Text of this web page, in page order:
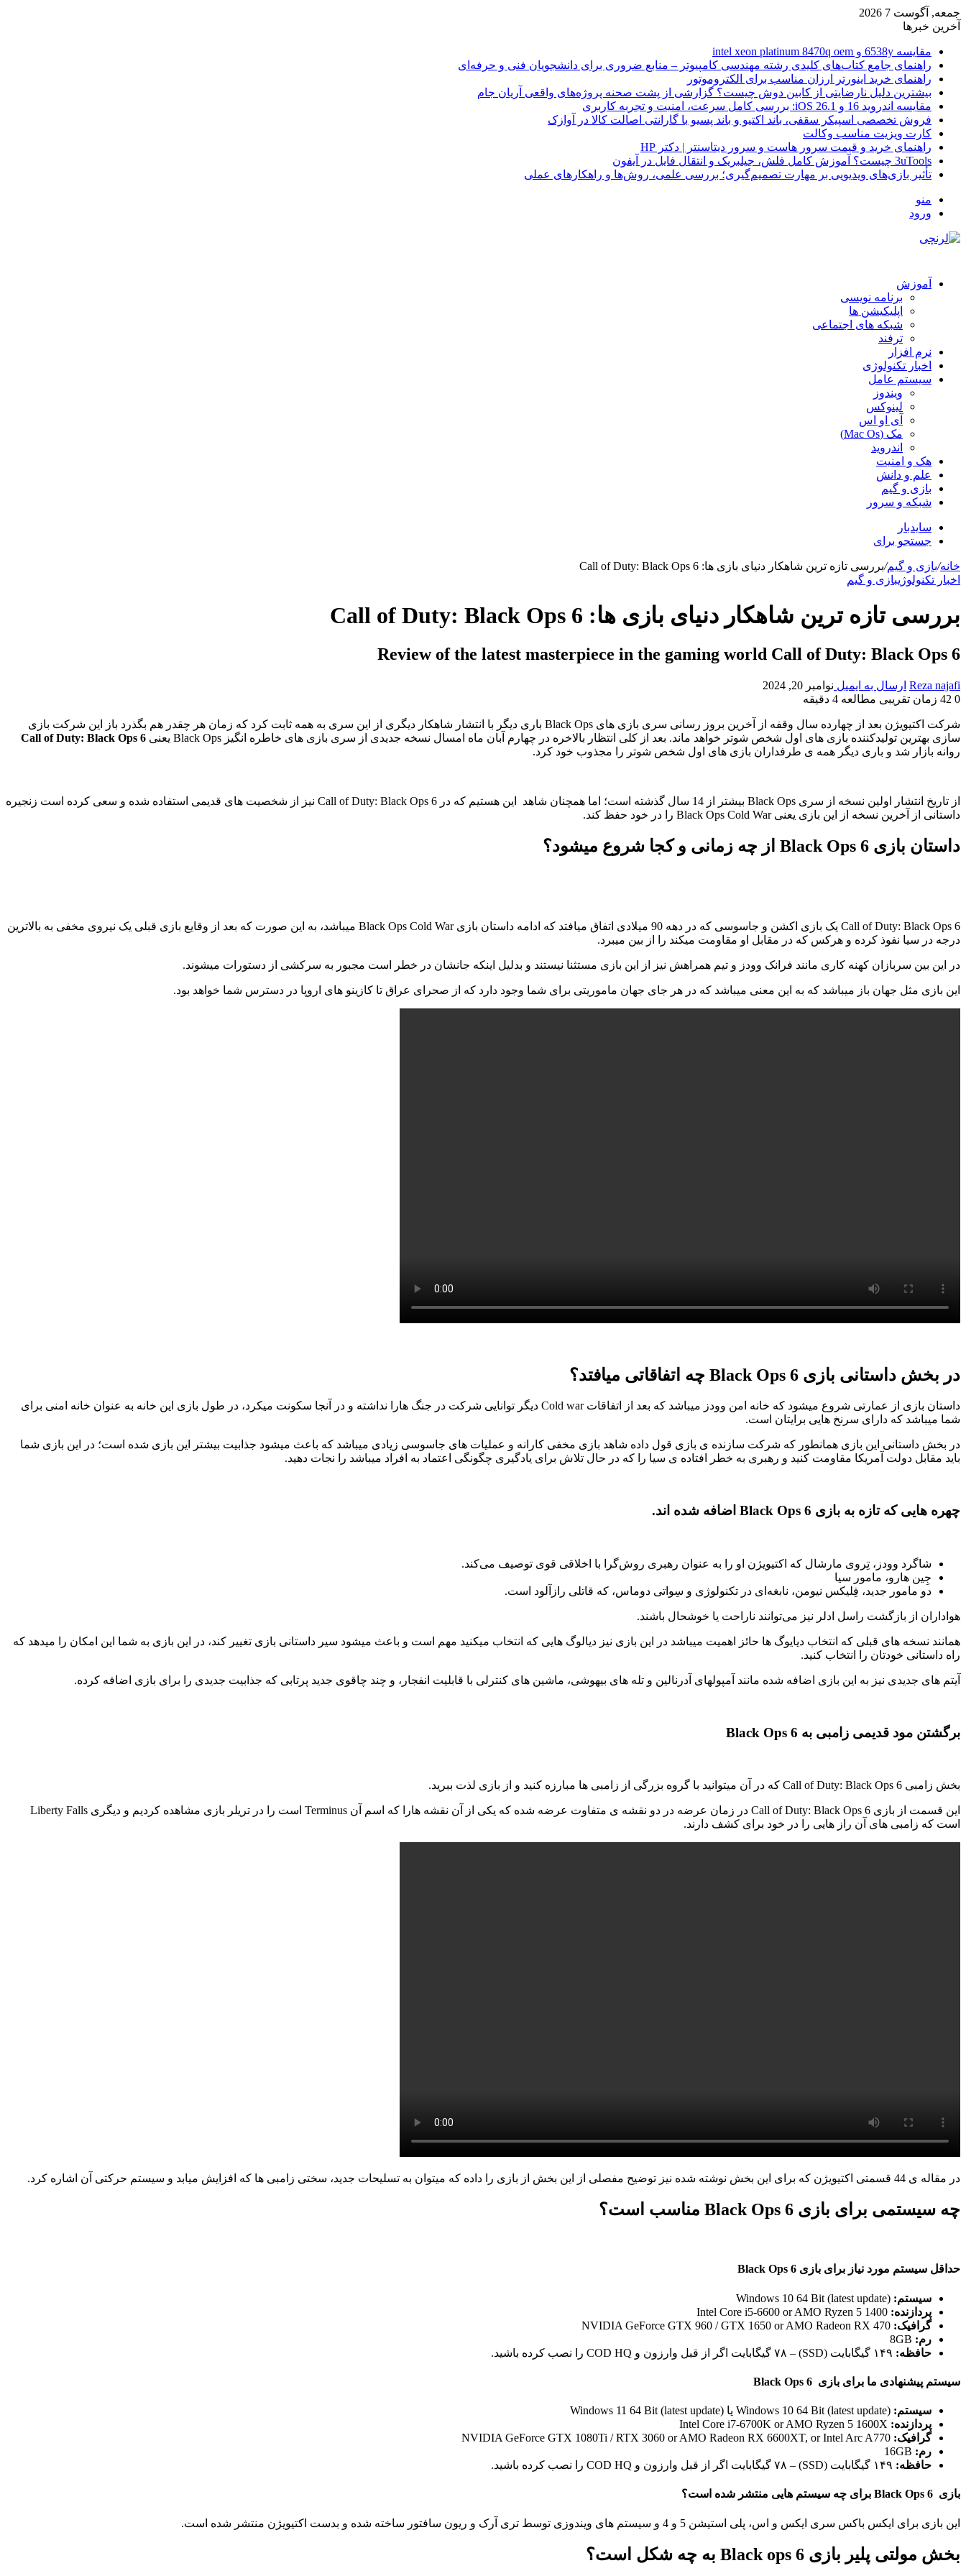
جمعه, آگوست 7 2026
آخرین خبرها
مقایسه 6538y و intel xeon platinum 8470q oem
راهنمای جامع کتاب‌های کلیدی رشته مهندسی کامپیوتر – منابع ضروری برای دانشجویان فنی و حرفه‌ای
راهنمای خرید اینورتر ارزان مناسب برای الکتروموتور
بیشترین دلیل نارضایتی از کابین دوش چیست؟ گزارشی از پشت صحنه پروژه‌های واقعی آریان جام
مقایسه اندروید 16 و iOS 26.1: بررسی کامل سرعت، امنیت و تجربه کاربری
فروش تخصصی اسپیکر سقفی، باند اکتیو و باند پسیو با گارانتی اصالت کالا در آوازک
کارت ویزیت مناسب وکالت
راهنمای خرید و قیمت سرور هاست و سرور دیتاسنتر | دکتر HP
3uTools چیست؟ آموزش کامل فلش، جیلبریک و انتقال فایل در آیفون
تأثیر بازی‌های ویدیویی بر مهارت تصمیم‌گیری؛ بررسی علمی، روش‌ها و راهکارهای عملی
منو
ورود
آموزش
برنامه نویسی
اپلیکیشن ها
شبکه های اجتماعی
ترفند
نرم افزار
اخبار تکنولوژی
سیستم عامل
ویندوز
لینوکس
آی او اس
مک (Mac Os)
اندروید
هک و امنیت
علم و دانش
بازی و گیم
شبکه و سرور
سایدبار
جستجو برای
خانه/بازی و گیم/بررسی تازه ترین شاهکار دنیای بازی ها: Call of Duty: Black Ops 6
اخبار تکنولوژیبازی و گیم
بررسی تازه ترین شاهکار دنیای بازی ها: Call of Duty: Black Ops 6
Review of the latest masterpiece in the gaming world Call of Duty: Black Ops 6
Reza najafi ارسال به ایمیل نوامبر 20, 2024
0
زمان تقریبی مطالعه 4 دقیقه
شرکت اکتیویژن بعد از چهارده سال وقفه از آخرین بروز رسانی سری بازی های Black Ops باری دیگر با انتشار شاهکار دیگری از این سری به همه ثابت کرد که زمان هر چقدر هم بگذرد باز این شرکت بازی
سازی بهترین تولیدکننده بازی های اول شخص شوتر خواهد ماند. بعد از کلی انتظار بالاخره در چهارم آبان ماه امسال نسخه جدیدی از سری بازی های خاطره انگیز Black Ops یعنی
Call of Duty: Black Ops 6
روانه بازار شد و باری دیگر همه ی طرفداران بازی های اول شخص شوتر را مجذوب خود کرد.
از تاریخ انتشار اولین نسخه از سری Black Ops بیشتر از 14 سال گذشته است؛ اما همچنان شاهد این هستیم که در Call of Duty: Black Ops 6 نیز از شخصیت های قدیمی استفاده شده و سعی کرده است زنجیره
داستانی از آخرین نسخه از این بازی یعنی Black Ops Cold War را در خود حفظ کند.
داستان بازی Black Ops 6 از چه زمانی و کجا شروع میشود؟
Call of Duty: Black Ops 6 یک بازی اکشن و جاسوسی که در دهه 90 میلادی اتفاق میافتد که ادامه داستان بازی Black Ops Cold War میباشد، به این صورت که بعد از وقایع بازی قبلی یک نیروی مخفی به بالاترین
درجه در سیا نفوذ کرده و هرکس که در مقابل او مقاومت میکند را از بین میبرد.
در این بین سربازان کهنه کاری مانند فرانک وودز و تیم همراهش نیز از این بازی مستثنا نیستند و بدلیل اینکه جانشان در خطر است مجبور به سرکشی از دستورات میشوند.
این بازی مثل جهان باز میباشد که به این معنی میباشد که در هر جای جهان ماموریتی برای شما وجود دارد که از صحرای عراق تا کازینو های اروپا در دسترس شما خواهد بود.
در بخش داستانی بازی Black Ops 6 چه اتفاقاتی میافتد؟
داستان بازی از عمارتی شروع میشود که خانه امن وودز میباشد که بعد از اتفاقات Cold war دیگر توانایی شرکت در جنگ هارا نداشته و در آنجا سکونت میکرد، در طول بازی این خانه به عنوان خانه امنی برای
شما میباشد که دارای سرنخ هایی برایتان است.
در بخش داستانی این بازی همانطور که شرکت سازنده ی بازی قول داده شاهد بازی مخفی کارانه و عملیات های جاسوسی زیادی میباشد که باعث میشود جذابیت بیشتر این بازی شده است؛ در این بازی شما
باید مقابل دولت آمریکا مقاومت کنید و رهبری به خطر افتاده ی سیا را که در حال تلاش برای یادگیری چگونگی اعتماد به افراد میباشد را نجات دهید.
چهره هایی که تازه به بازی Black Ops 6 اضافه شده اند.
شاگرد وودز، تِروی مارشال که اکتیویژن او را به عنوان رهبری روش‌گرا با اخلاقی قوی توصیف می‌کند.
جِین هارو، مامور سیا
دو مامور جدید، فِلیکس نیومن، نابغه‌ای در تکنولوژی و سِواتی دوماس، که قاتلی رازآلود است.
هواداران از بازگشت راسل ادلر نیز می‌توانند ناراحت یا خوشحال باشند.
همانند نسخه های قبلی که انتخاب دیایوگ ها حائز اهمیت میباشد در این بازی نیز دیالوگ هایی که انتخاب میکنید مهم است و باعث میشود سیر داستانی بازی تغییر کند، در این بازی به شما این امکان را میدهد که
راه داستانی خودتان را انتخاب کنید.
آیتم های جدیدی نیز به این بازی اضافه شده مانند آمپولهای آدرنالین و تله های بیهوشی، ماشین های کنترلی با قابلیت انفجار، و چند چاقوی جدید پرتابی که جذابیت جدیدی را برای بازی اضافه کرده.
برگشتن مود قدیمی زامبی به Black Ops 6
بخش زامبی Call of Duty: Black Ops 6 که در آن میتوانید با گروه بزرگی از زامبی ها مبارزه کنید و از بازی لذت ببرید.
این قسمت از بازی Call of Duty: Black Ops 6 در زمان عرضه در دو نقشه ی متفاوت عرضه شده که یکی از آن نقشه‌ هارا که اسم آن Terminus است را در تریلر بازی مشاهده کردیم و دیگری Liberty Falls
است که زامبی های آن راز هایی را در خود برای کشف دارند.
در مقاله ی 44 قسمتی اکتیویژن که برای این بخش نوشته شده نیز توضیح مفصلی از این بخش از بازی را داده که میتوان به تسلیحات جدید، سختی زامبی ها که افزایش میابد و سیستم حرکتی آن اشاره کرد.
چه سیستمی برای بازی Black Ops 6 مناسب است؟
حداقل سیستم مورد نیاز برای بازی Black Ops 6
سیستم:
Windows 10 64 Bit (latest update)
پردازنده:
گرافیک:
رم:
حافظه: ۱۴۹ گیگابایت (SSD) – ۷۸ گیگابایت اگر از قبل وارزون و COD HQ را نصب کرده باشید.
سیستم پیشنهادی ما برای بازی
سیستم: Windows 10 64 Bit (latest update) یا Windows 11 64 Bit (latest update)
پردازنده:
گرافیک:
NVIDIA GeForce GTX 1080Ti / RTX 3060 or AMO Radeon RX 6600XT, or Intel Arc A770
رم:
حافظه: ۱۴۹ گیگابایت (SSD) – ۷۸ گیگابایت اگر از قبل وارزون و COD HQ را نصب کرده باشید.
بازی برای چه سیستم هایی منتشر شده است؟
این بازی برای ایکس باکس سری ایکس و اس، پلی استیشن 5 و 4 و سیستم های ویندوزی توسط تری آرک و ریون سافتور ساخته شده و بدست اکتیویژن منتشر شده است.
بخش مولتی پلیر بازی Black ops 6 به چه شکل است؟